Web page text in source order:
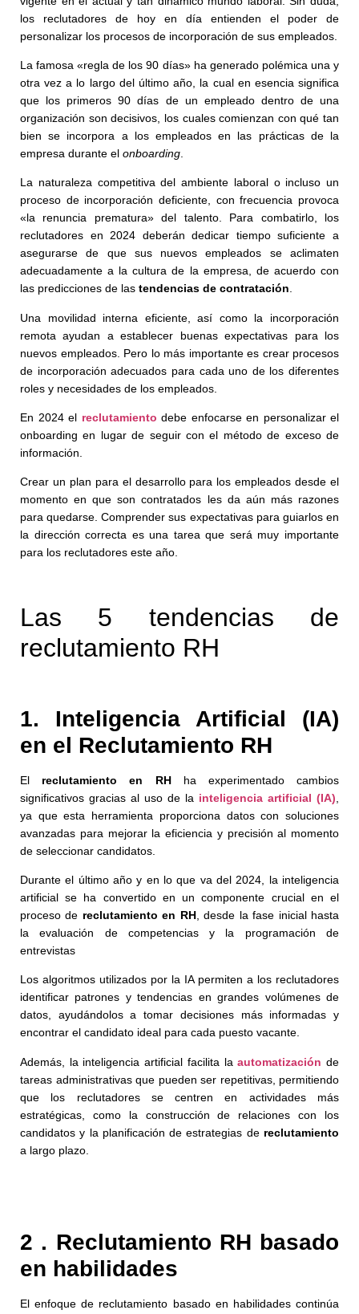
los reclutadores de hoy en día entienden el poder de
personalizar los procesos de incorporación de sus empleados.
La famosa «regla de los 90 días» ha generado polémica una y
otra vez a lo largo del último año, la cual en esencia significa
que los primeros 90 días de un empleado dentro de una
organización son decisivos, los cuales comienzan con qué tan
bien se incorpora a los empleados en las prácticas de la
empresa durante el onboarding
La naturaleza competitiva del ambiente laboral o incluso un
proceso de incorporación deficiente, con frecuencia provoca
«la renuncia prematura» del talento. Para combatirlo, los
reclutadores en 2024 deberán dedicar tiempo suficiente a
asegurarse de que sus nuevos empleados se aclimaten
adecuadamente a la cultura de la empresa, de acuerdo con
las predicciones de las tendencias de contratación.
Una movilidad interna eficiente, así como la incorporación
remota ayudan a establecer buenas expectativas para los
nuevos empleados. Pero lo más importante es crear procesos
de incorporación adecuados para cada uno de los diferentes
roles y necesidades de los empleados.
En 2024 el reclutamiento debe enfocarse en personalizar el
onboarding en lugar de seguir con el método de exceso de
información.
Crear un plan para el desarrollo para los empleados desde el
momento en que son contratados les da aún más razones
para quedarse. Comprender sus expectativas para guiarlos en
la dirección correcta es una tarea que será muy importante
para los reclutadores este año.
Las 5 tendencias de
reclutamiento RH
1. Inteligencia Artificial (IA)
en el Reclutamiento RH
El reclutamiento en RHha experimentado cambios
significativos gracias al uso de la inteligencia artificial (IA)
ya que esta herramienta proporciona datos con soluciones
avanzadas para mejorar la eficiencia y precisión al momento
de seleccionar candidatos.
Durante el último año y en lo que va del 2024, la inteligencia
artificial se ha convertido en un componente crucial en el
proceso de reclutamiento en RH, desde la fase inicial hasta
la evaluación de competencias y la programación de
entrevistas
Los algoritmos utilizados por la IA permiten a los reclutadores
identificar patrones y tendencias en grandes volúmenes de
datos, ayudándolos a tomar decisiones más informadas y
encontrar el candidato ideal para cada puesto vacante.
Además, la inteligencia artificial facilita laautomatización de
tareas administrativas que pueden ser repetitivas, permitiendo
que los reclutadores se centren en actividades más
estratégicas, como la construcción de relaciones con los
candidatos y la planificación de estrategias de reclutamiento
a largo plazo.
2 . Reclutamiento RH basado
en habilidades
El enfoque de reclutamiento basado en habilidades continúa